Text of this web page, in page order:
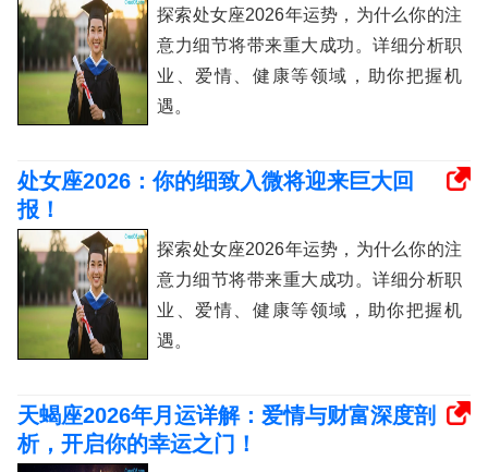
探索处女座2026年运势，为什么你的注
意力细节将带来重大成功。详细分析职
业、爱情、健康等领域，助你把握机
遇。
处女座2026：你的细致入微将迎来巨大回
报！
探索处女座2026年运势，为什么你的注
意力细节将带来重大成功。详细分析职
业、爱情、健康等领域，助你把握机
遇。
天蝎座2026年月运详解：爱情与财富深度剖
析，开启你的幸运之门！